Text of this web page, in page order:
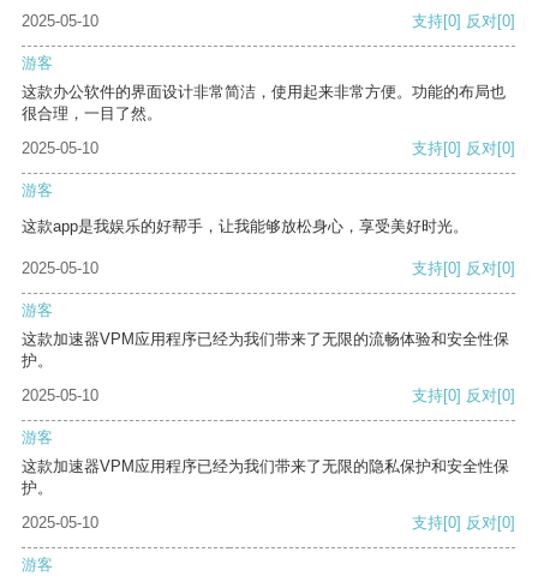
2025-05-10
支持[0] 反对[0]
游客
这款办公软件的界面设计非常简洁，使用起来非常方便。功能的布局也
很合理，一目了然。
2025-05-10
支持[0] 反对[0]
游客
这款app是我娱乐的好帮手，让我能够放松身心，享受美好时光。
2025-05-10 支持[0] 反对[0]
游客
这款加速器VPM应用程序已经为我们带来了无限的流畅体验和安全性保
护。
2025-05-10
支持[0] 反对[0]
游客
这款加速器VPM应用程序已经为我们带来了无限的隐私保护和安全性保
护。
2025-05-10
支持[0] 反对[0]
游客